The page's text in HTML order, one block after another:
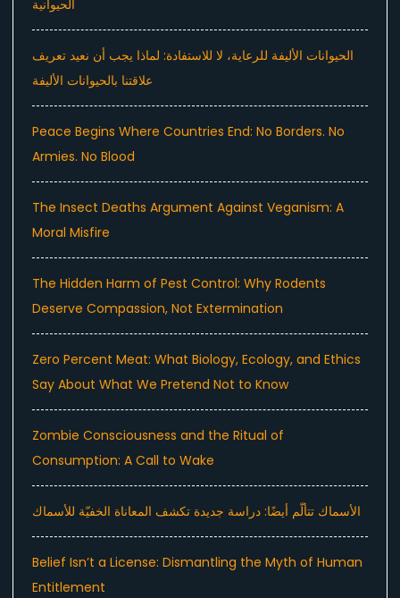
الحيوانية
الحيوانات الأليفة للرعاية، لا للاستفادة: لماذا يجب أن نعيد تعريف
علاقتنا بالحيوانات الأليفة
Peace Begins Where Countries End: No Borders. No
Armies. No Blood
The Insect Deaths Argument Against Veganism: A
Moral Misfire
The Hidden Harm of Pest Control: Why Rodents
Deserve Compassion, Not Extermination
Zero Percent Meat: What Biology, Ecology, and Ethics
Say About What We Pretend Not to Know
Zombie Consciousness and the Ritual of
Consumption: A Call to Wake
الأسماك تتألّم أيضًا: دراسة جديدة تكشف المعاناة الخفيّة للأسماك
Belief Isn’t a License: Dismantling the Myth of Human
Entitlement